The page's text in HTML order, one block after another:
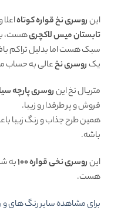
اینروسری نخقواره کوتاهاعلا
تابستان میس لاکچریهست،
سبک هست اما بدلیل تراکم
یک روسرینخعالی به حساب
متریال نخ اینروسریپارچه
فروش و پر طرفدار و زیبا.
همین طرح جذاب و رنگ زیبا
باشه.
اینروسری نخیقواره 100
به
هست.
برای مشاهده سایر رنگ های